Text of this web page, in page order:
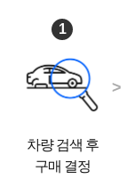
1
차량 검색 후
구매 결정